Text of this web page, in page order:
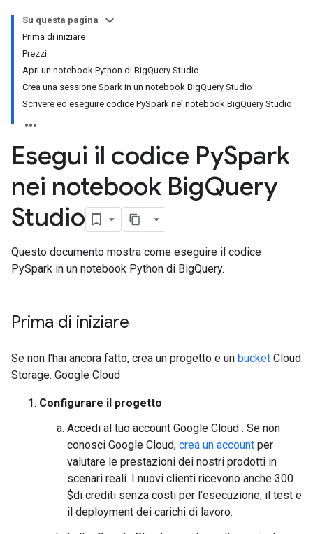
Su questa pagina
Prima di iniziare
Prezzi
Apri un notebook Python di BigQuery Studio
Crea una sessione Spark in un notebook BigQuery Studio
Scrivere ed eseguire codice PySpark nel notebook BigQuery Studio
Esegui il codice PySpark
nei notebook BigQuery
Studio
Questo documento mostra come eseguire il codice
PySpark in un notebook Python di BigQuery.
Prima di iniziare
Se non l'hai ancora fatto, crea un progetto e un bucket Cloud
Storage. Google Cloud
Configurare il progetto
Accedi al tuo account Google Cloud . Se non
conosci Google Cloud, crea un account per
valutare le prestazioni dei nostri prodotti in
scenari reali. I nuovi clienti ricevono anche 300
$di crediti senza costi per l'esecuzione, il test e
il deployment dei carichi di lavoro.